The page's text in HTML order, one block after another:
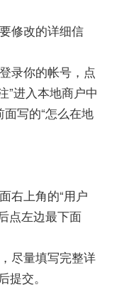
修改的详细信
录你的帐号，点
”进入本地商户中
写的“怎么在地
右上角的“用户
点左边最下面
尽量填写完整详
提交。